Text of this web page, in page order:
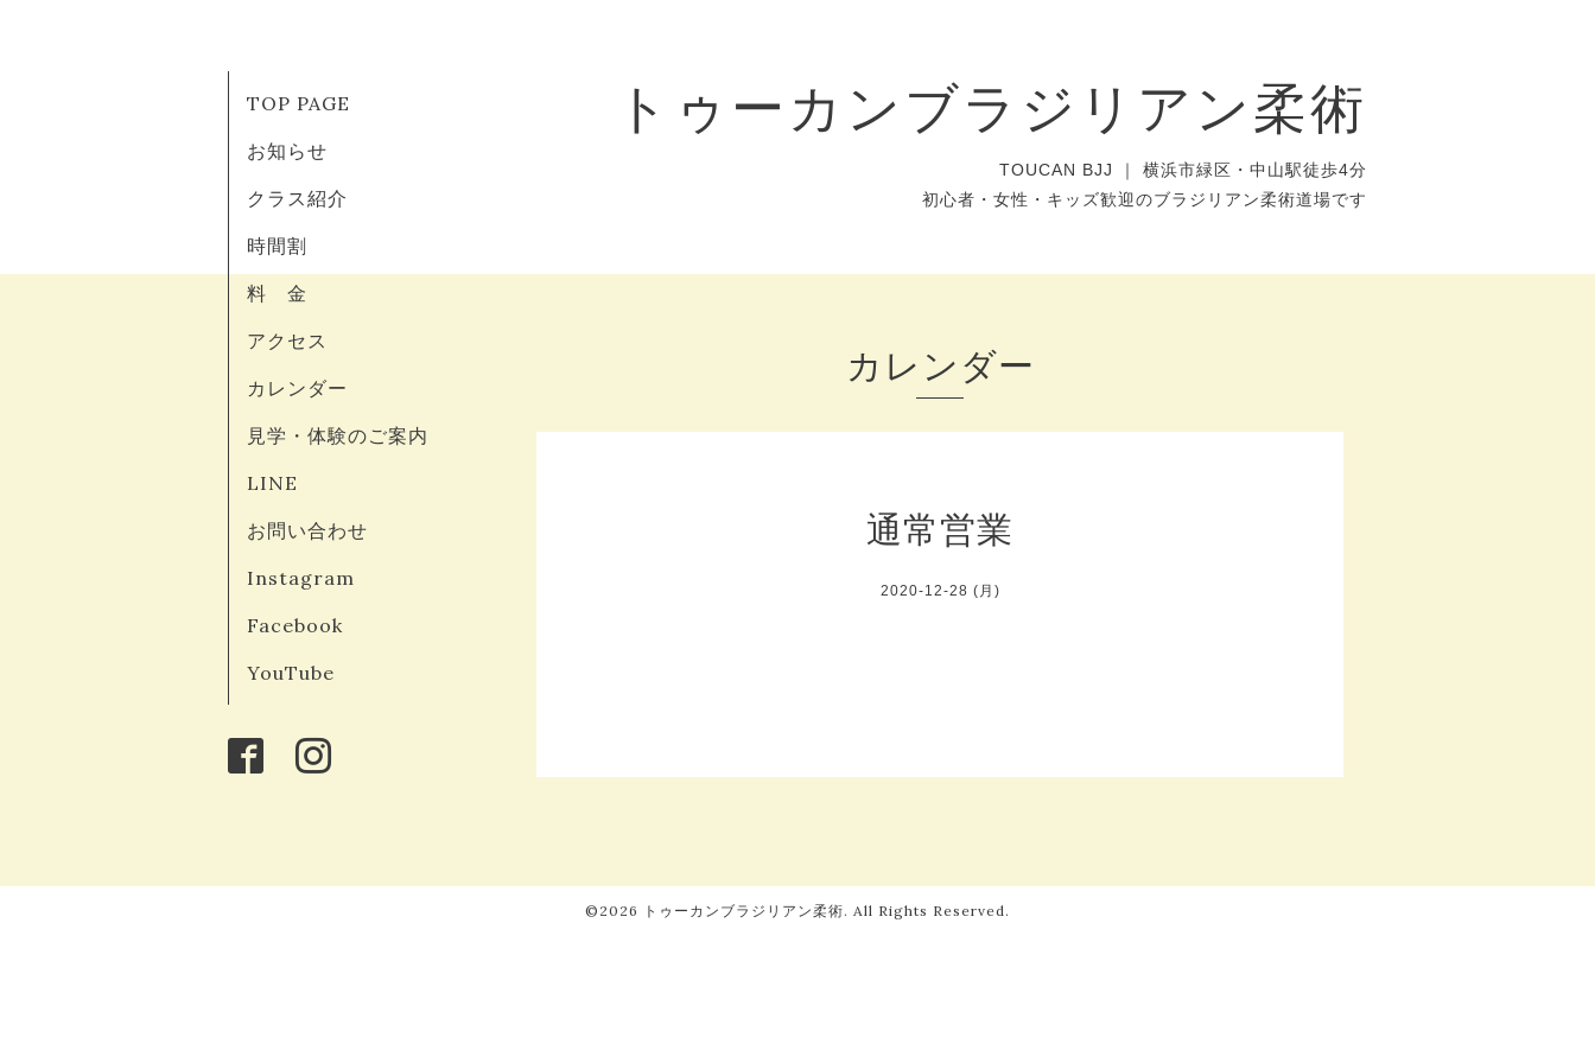
トゥーカンブラジリアン柔術
TOUCAN BJJ ｜ 横浜市緑区・中山駅徒歩4分
初心者・女性・キッズ歓迎のブラジリアン柔術道場です
TOP PAGE
お知らせ
クラス紹介
時間割
料 金
アクセス
カレンダー
見学・体験のご案内
LINE
お問い合わせ
Instagram
Facebook
YouTube
カレンダー
通常営業
2020-12-28 (月)
©2026 トゥーカンブラジリアン柔術. All Rights Reserved.